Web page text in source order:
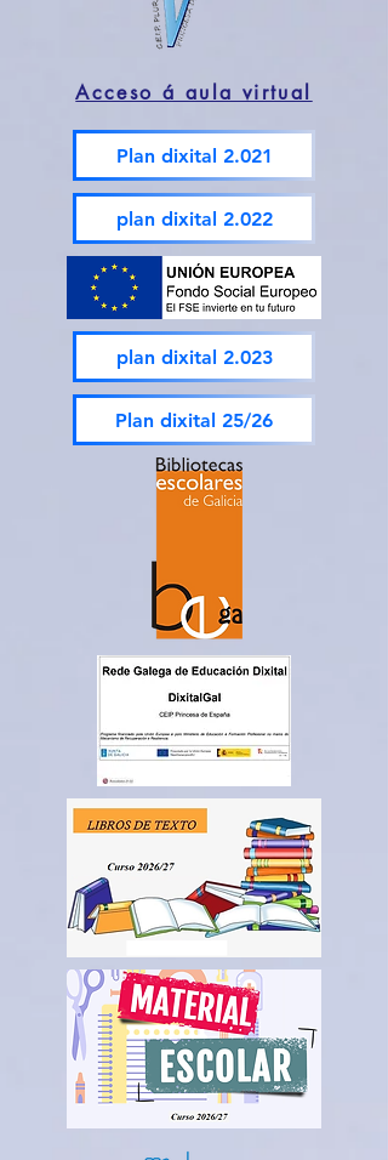
Acceso á aula virtual
Plan dixital 2.021
plan dixital 2.022
plan dixital 2.023
Plan dixital 25/26